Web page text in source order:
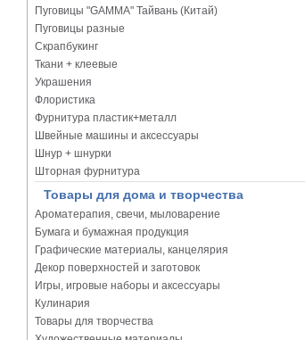
Пуговицы "GAMMA" Тайвань (Китай)
Пуговицы разные
Скрапбукинг
Ткани + клеевые
Украшения
Флористика
Фурнитура пластик+металл
Швейные машины и аксессуары
Шнур + шнурки
Шторная фурнитура
Товары для дома и творчества
Ароматерапия, свечи, мыловарение
Бумага и бумажная продукция
Графические материалы, канцелярия
Декор поверхностей и заготовок
Игры, игровые наборы и аксессуары
Кулинария
Товары для творчества